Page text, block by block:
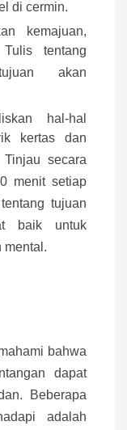
di cermin.
kemajuan,
tentang
akan
hal-hal
kertas dan
secara
menit setiap
tujuan
baik untuk
mental.
bahwa
dapat
Beberapa
adalah